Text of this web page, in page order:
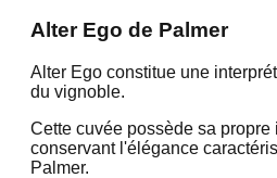
Alter Ego de Palmer
Alter Ego constitue une
du vignoble.
Cette cuvée possède sa propre
conservant l'élégance
Palmer.